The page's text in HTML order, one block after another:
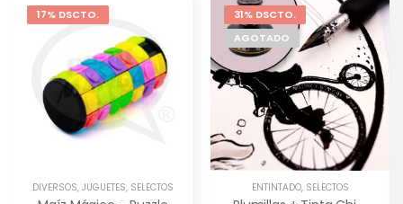
17% DSCTO.
DIVERSOS, JUGUETES, SELECTOS
31% DSCTO.
AGOTADO
ENTINTADO, SELECTOS